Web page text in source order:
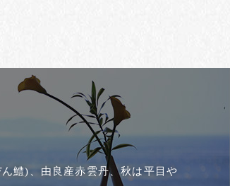
鱧)、由良産赤雲丹、秋は平目や